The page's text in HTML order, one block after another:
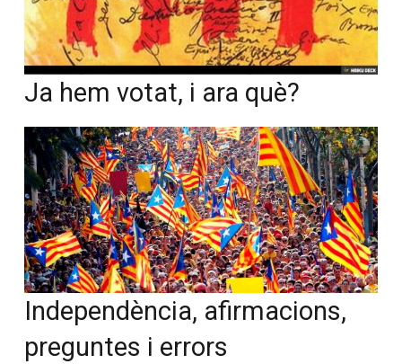
Ja hem votat, i ara què?
Independència, afirmacions,
preguntes i errors